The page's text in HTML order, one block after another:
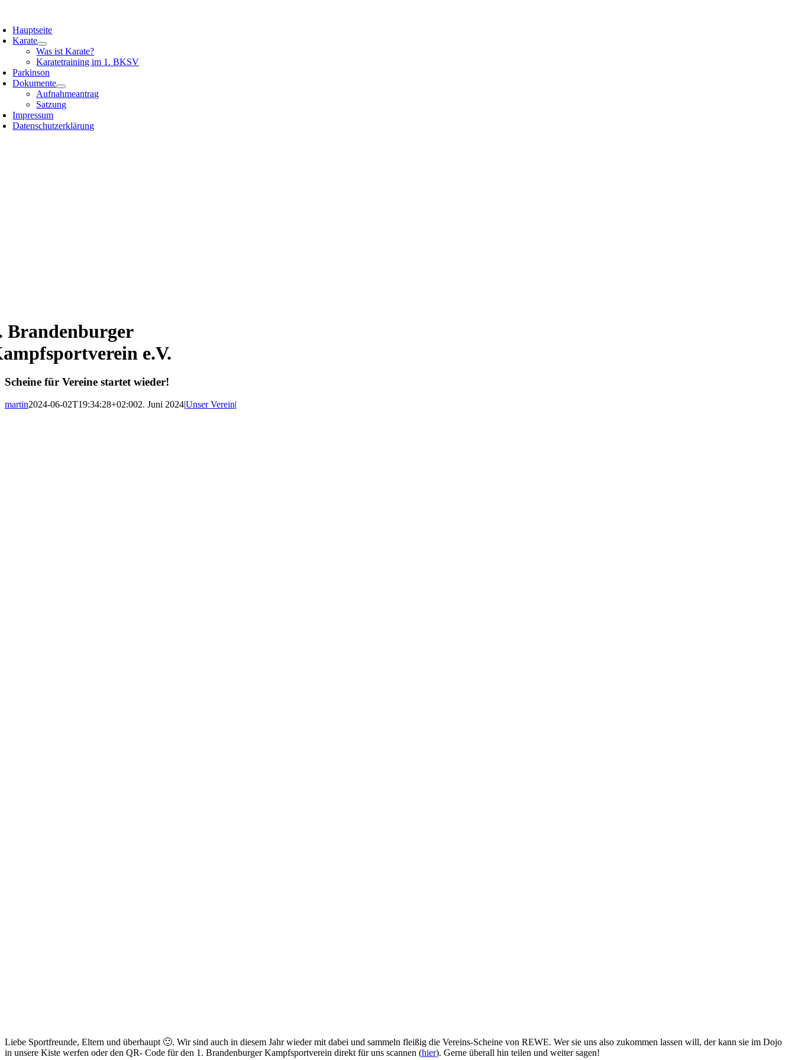
springen
Hauptseite
Karate
Was ist Karate?
Karatetraining im 1. BKSV
Parkinson
Dokumente
Aufnahmeantrag
Satzung
Impressum
Datenschutzerklärung
Brandenburger
e.V.
Scheine für Vereine startet wieder!
martin2024-06-02T19:34:28+02:002. Juni 2024|Unser Verein|
Liebe Sportfreunde, Eltern und überhaupt 🙂. Wir sind auch in diesem Jahr wieder mit dabei und sammeln fleißig die Vereins-Scheine von REWE. Wer sie uns also zukommen lassen will, der kann sie im Dojo
in unsere Kiste werfen oder den QR- Code für den 1. Brandenburger Kampfsportverein direkt für uns scannen (hier). Gerne überall hin teilen und weiter sagen!